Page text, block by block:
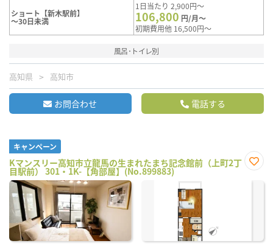
ショート【新木駅前】
～30日未満
1日当たり 2,900円～
106,800 円/月～
初期費用他 16,500円～
風呂･トイレ別
高知県 高知市
お問合わせ 電話する
キャンペーン
Kマンスリー高知市立龍馬の生まれたまち記念館前（上町2丁
目駅前） 301・1K-【角部屋】(No.899883)
に入